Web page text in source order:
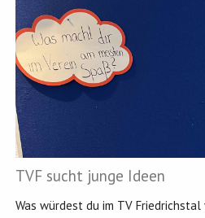
TVF sucht junge Ideen
Was würdest du im TV Friedrichstal